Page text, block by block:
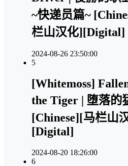
~快递员篇~
栏山汉化][Digital]
2024-08-26 23:50:00
5
[Whitemoss]
the Tiger | 堕落的
[Chinese][马栏山
[Digital]
2024-08-20 18:26:00
6